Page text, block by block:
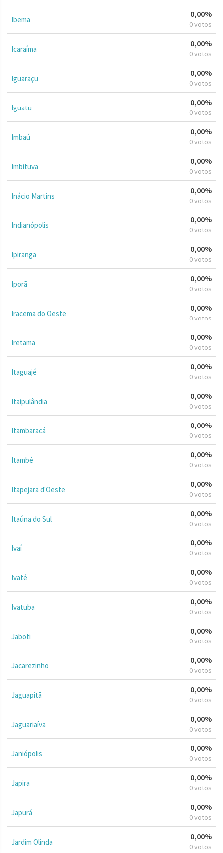
Ibema
0,00%
0 votos
Icaraíma
0,00%
0 votos
Iguaraçu
0,00%
0 votos
Iguatu
0,00%
0 votos
Imbaú
0,00%
0 votos
Imbituva
0,00%
0 votos
Inácio Martins
0,00%
0 votos
Indianópolis
0,00%
0 votos
Ipiranga
0,00%
0 votos
Iporã
0,00%
0 votos
Iracema do Oeste
0,00%
0 votos
Iretama
0,00%
0 votos
Itaguajé
0,00%
0 votos
Itaipulândia
0,00%
0 votos
Itambaracá
0,00%
0 votos
Itambé
0,00%
0 votos
Itapejara d'Oeste
0,00%
0 votos
Itaúna do Sul
0,00%
0 votos
Ivaí
0,00%
0 votos
Ivaté
0,00%
0 votos
Ivatuba
0,00%
0 votos
Jaboti
0,00%
0 votos
Jacarezinho
0,00%
0 votos
Jaguapitã
0,00%
0 votos
Jaguariaíva
0,00%
0 votos
Janiópolis
0,00%
0 votos
Japira
0,00%
0 votos
Japurá
0,00%
0 votos
Jardim Olinda
0,00%
0 votos